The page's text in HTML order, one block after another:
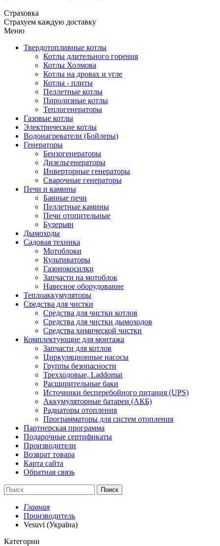
Страховка
Страхуем каждую доставку
Меню
Твердотопливные котлы
Котлы длительного горения
Котлы Холмова
Котлы на дровах и угле
Котлы - плиты
Пеллетные котлы
Пиролизные котлы
Теплогенераторы
Газовые котлы
Электрические котлы
Водонагреватели (Бойлеры)
Генераторы
Бензогенераторы
Дизельгенераторы
Инверторные генераторы
Сварочные генераторы
Печи и камины
Банные печи
Пеллетные камины
Печи отопительные
Булерьян
Дымоходы
Садовая техника
Мотоблоки
Культиваторы
Газонокосилки
Запчасти на мотоблок
Навесное оборудование
Теплоаккумуляторы
Средства для чистки
Средства для чистки котлов
Средства для чистки дымоходов
Средства химической чистки
Комплектующие для монтажа
Запчасти для котлов
Циркуляционные насосы
Группы безопасности
Трехходовые, Laddomat
Расширительные баки
Источники бесперебойного питания (UPS)
Аккумуляторные батареи (АКБ)
Радиаторы отопления
Программаторы для систем отопления
Партнерская программа
Подарочные сертификаты
Производители
Возврат товара
Карта сайта
Обратная связь
Поиск
Главная
Производитель
Vesuvi (Україна)
Категории